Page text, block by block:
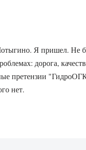
Я пришел. Не
дорога,
претензии
нет.